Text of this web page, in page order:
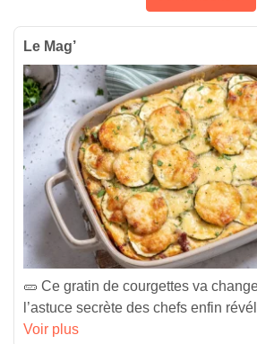
Le Mag’
🥒 Ce gratin de courgettes va
l’astuce secrète des chefs enfin
Voir plus